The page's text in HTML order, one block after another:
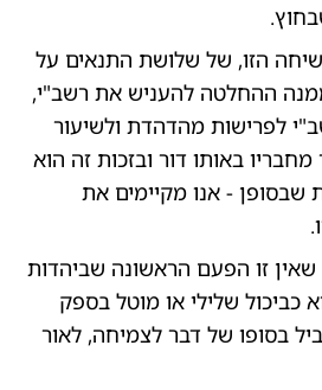
הזו, של שלושת התנאים על
ההחלטה להעניש את רשב"י,
לפרישות מהדהדת ולשיעור
באותו דור ובזכות זה הוא
שבסופן - אנו מקיימים את
זו הפעם הראשונה שביהדות
כביכול שלילי או מוטל בספק
בסופו של דבר לצמיחה, לאור